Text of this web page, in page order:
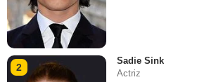
2
Sadie Sink
Actriz